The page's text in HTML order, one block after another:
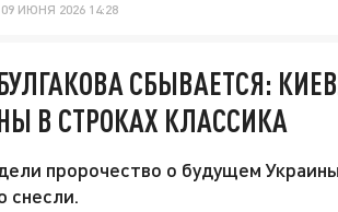
09 ИЮНЯ 2026 14:28
СБЫВАЕТСЯ:
В СТРОКАХ КЛАССИКА
пророчество о будущем
снесли.